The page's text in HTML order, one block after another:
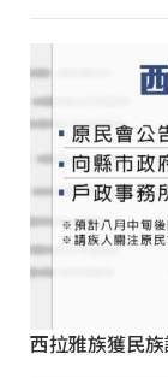
西拉雅族獲民